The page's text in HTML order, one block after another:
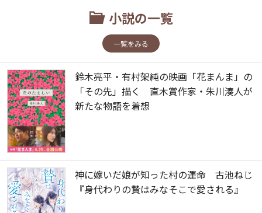
小説の一覧
一覧をみる
鈴木亮平・有村架純の映画「花まんま」の
「その先」描く 直木賞作家・朱川湊人が
新たな物語を着想
神に嫁いだ娘が知った村の運命 古池ねじ
『身代わりの贄はみなそこで愛される』